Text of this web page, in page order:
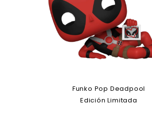
Funko Pop Deadpool
Edición Limitada